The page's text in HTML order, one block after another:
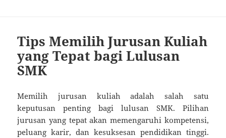
Tips Memilih Jurusan Kuliah
yang Tepat bagi Lulusan
SMK
Memilih jurusan kuliah adalah salah satu
keputusan penting bagi lulusan SMK. Pilihan
jurusan yang tepat akan memengaruhi kompetensi,
peluang karir, dan kesuksesan pendidikan tinggi.